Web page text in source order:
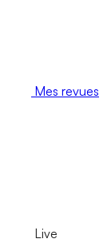
Mes revues
Live